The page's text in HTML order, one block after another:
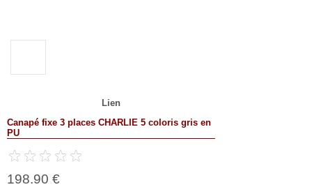
Lien
Canapé fixe 3 places CHARLIE 5 coloris gris en
PU
198.90 €